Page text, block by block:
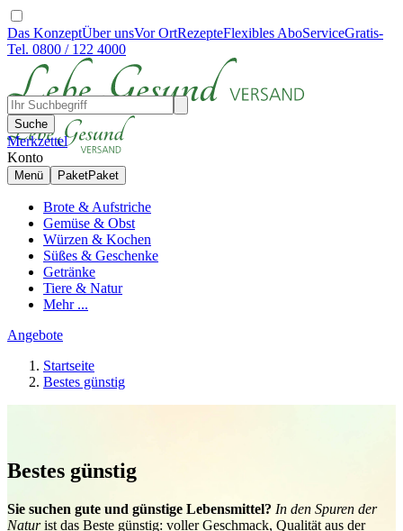
Das KonzeptÜber unsVor OrtRezepteFlexibles AboServiceGratis-
Tel. 0800 / 122 4000
Suche
Merkzettel
Konto
Menü PaketPaket
Brote & Aufstriche
Gemüse & Obst
Würzen & Kochen
Süßes & Geschenke
Getränke
Tiere & Natur
Mehr ...
Angebote
Startseite
Bestes günstig
Bestes günstig
Sie suchen gute und günstige Lebensmittel? In den Spuren der
Naturist das Beste günstig: voller Geschmack, Qualität aus der